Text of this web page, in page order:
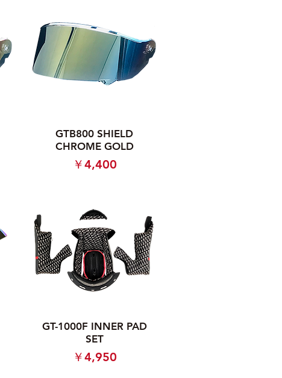
GTB800 SHIELD
CHROME GOLD
価格
￥4,400
GT-1000F INNER PAD
SET
価格
￥4,950